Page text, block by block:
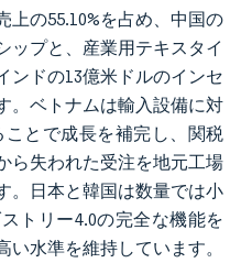
上の55.10%を占め、中国の
ップと、産業用テキスタイ
ンドの13億米ドルのインセ
。ベトナムは輸入設備に対
とで成長を補完し、関税
ら失われた受注を地元工場
。日本と韓国は数量では小
トリー4.0の完全な機能を
水準を維持しています。